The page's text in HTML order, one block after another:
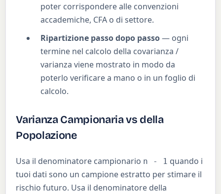
poter corrispondere alle convenzioni
accademiche, CFA o di settore.
Ripartizione passo dopo passo— ogni
termine nel calcolo della covarianza /
varianza viene mostrato in modo da
poterlo verificare a mano o in un foglio di
calcolo.
Varianza Campionaria vs della
Popolazione
Usa il denominatore campionario n - 1 quando i
tuoi dati sono un campione estratto per stimare il
rischio futuro. Usa il denominatore della